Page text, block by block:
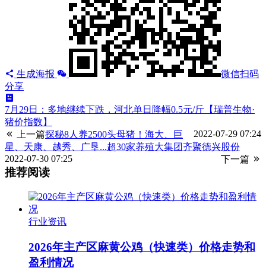
生成海报
微信扫码
分享
7月29日：多地继续下跌，河北单日降幅0.5元/斤【瑞普生物·
猪价指数】
上一篇
2022-07-29 07:24
探秘8人养2500头母猪！海大、巨
星、天康、越秀、广垦...超30家养殖大集团齐聚德兴股份
下一篇
2022-07-30 07:25
推荐阅读
行业资讯
2026年主产区麻黄公鸡（快速类）价格走势和
盈利情况